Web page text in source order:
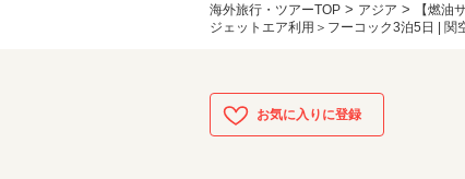
海外旅行・ツアーTOP > アジア >
【燃油
ジェットエア利用＞フーコック3泊5日 | 関